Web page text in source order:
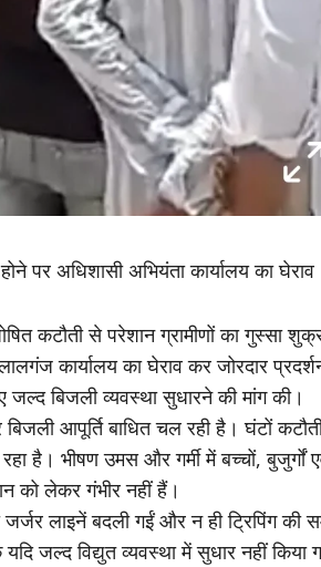
पर अधिशासी अभियंता कार्यालय का घेराव
कटौती से परेशान ग्रामीणों का गुस्सा
कार्यालय का घेराव कर जोरदार
जल्द बिजली व्यवस्था सुधारने की मांग की।
बिजली आपूर्ति बाधित चल रही है। घंटों
है। भीषण उमस और गर्मी में बच्चों, बुजुर्गों
को लेकर गंभीर नहीं हैं।
लाइनें बदली गईं और न ही ट्रिपिंग की
यदि जल्द विद्युत व्यवस्था में सुधार नहीं